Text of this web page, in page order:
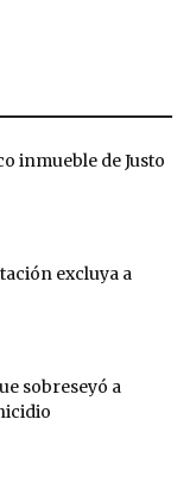
inmueble de Justo
excluya a
sobreseyó a